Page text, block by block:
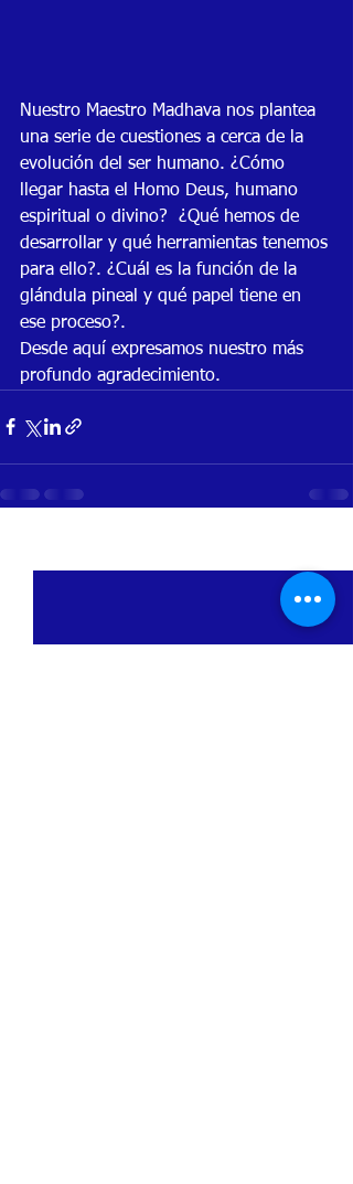
Nuestro Maestro Madhava nos plantea
una serie de cuestiones a cerca de la
evolución del ser humano. ¿Cómo
llegar hasta el Homo Deus, humano
espiritual o divino?  ¿Qué hemos de
desarrollar y qué herramientas tenemos
para ello?. ¿Cuál es la función de la
glándula pineal y qué papel tiene en
ese proceso?.
Desde aquí expresamos nuestro más
profundo agradecimiento.